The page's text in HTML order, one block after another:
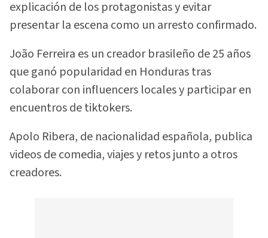
explicación de los protagonistas y evitar
presentar la escena como un arresto confirmado.
João Ferreira es un creador brasileño de 25 años
que ganó popularidad en Honduras tras
colaborar con influencers locales y participar en
encuentros de tiktokers.
Apolo Ribera, de nacionalidad española, publica
videos de comedia, viajes y retos junto a otros
creadores.